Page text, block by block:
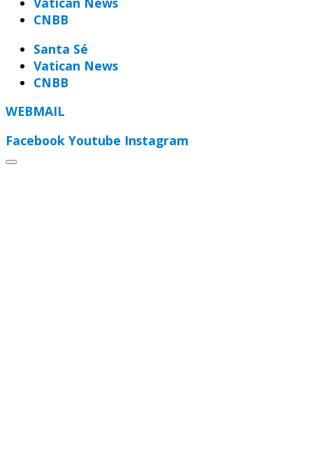
CNBB
Santa Sé
Vatican News
CNBB
WEBMAIL
Facebook Youtube Instagram